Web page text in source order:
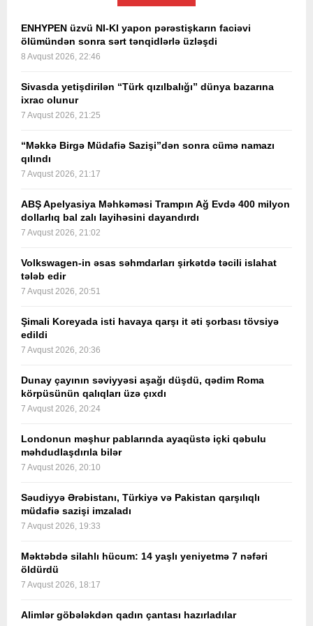
ENHYPEN üzvü NI-KI yapon pərəstişkarın faciəvi
ölümündən sonra sərt tənqidlərlə üzləşdi
8 Avqust 2026, 22:46
Sivasda yetişdirilən “Türk qızılbalığı” dünya bazarına
ixrac olunur
7 Avqust 2026, 21:25
“Məkkə Birgə Müdafiə Sazişi”dən sonra cümə namazı
qılındı
7 Avqust 2026, 21:17
ABŞ Apelyasiya Məhkəməsi Trampın Ağ Evdə 400 milyon
dollarlıq bal zalı layihəsini dayandırdı
7 Avqust 2026, 21:02
Volkswagen-in əsas səhmdarları şirkətdə təcili islahat
tələb edir
7 Avqust 2026, 20:51
Şimali Koreyada isti havaya qarşı it əti şorbası tövsiyə
edildi
7 Avqust 2026, 20:36
Dunay çayının səviyyəsi aşağı düşdü, qədim Roma
körpüsünün qalıqları üzə çıxdı
7 Avqust 2026, 20:24
Londonun məşhur pablarında ayaqüstə içki qəbulu
məhdudlaşdırıla bilər
7 Avqust 2026, 20:10
Səudiyyə Ərəbistanı, Türkiyə və Pakistan qarşılıqlı
müdafiə sazişi imzaladı
7 Avqust 2026, 19:33
Məktəbdə silahlı hücum: 14 yaşlı yeniyetmə 7 nəfəri
öldürdü
7 Avqust 2026, 18:17
Alimlər göbələkdən qadın çantası hazırladılar